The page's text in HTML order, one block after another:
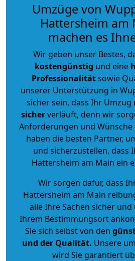
Umzüge von
Hattersheim am
machen es
Wir geben unser Bestes,
kostengünstig und eine
Professionalitätsowie
unserer Unterstützung in
sicher sein, dass Ihr Umzug
sicherverläuft, denn wir
Anforderungen und
haben die besten Partner,
und sicherzustellen, dass
Hattersheim am Main ein
Wir sorgen dafür, dass
Hattersheim am Main
alle Ihre Sachen sicher
Ihrem Bestimmungsort
Sie sich selbst von den
und der Qualität. Unsere
wird Sie garantiert